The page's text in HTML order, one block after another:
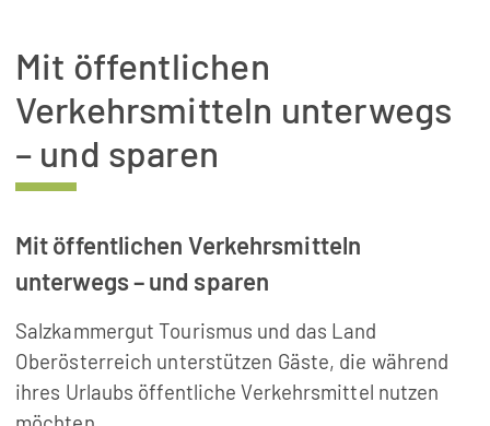
Mit öffentlichen
Verkehrsmitteln unterwegs
– und sparen
Mit öffentlichen Verkehrsmitteln
unterwegs – und sparen
Salzkammergut Tourismus und das Land
Oberösterreich unterstützen Gäste, die während
ihres Urlaubs öffentliche Verkehrsmittel nutzen